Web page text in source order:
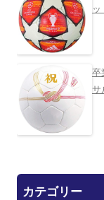
卒
サ
カテゴリー